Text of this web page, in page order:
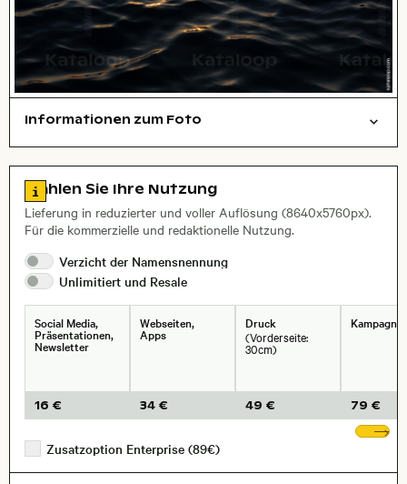
Informationen zum Foto
, Objektiv
Zu den Lizenzinformationen springen
Wählen Sie Ihre Nutzung
Lieferung in reduzierter und voller Auflösung (8640x5760px).
Für die kommerzielle und redaktionelle Nutzung.
Verzicht der Namensnennung
Unlimitiert und Resale
Social Media,
Präsentationen,
Newsletter
16 €
Webseiten,
Apps
34 €
Druck
(Vorderseite:
30cm)
49 € 79 €
Zusatzoption Enterprise (89€)